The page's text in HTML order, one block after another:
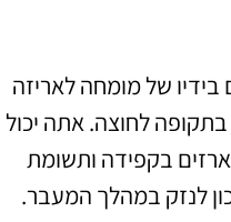
של מומחה לאריזה
לחוצה. אתה יכול
בקפידה ותשומת
לנזק במהלך המעבר.